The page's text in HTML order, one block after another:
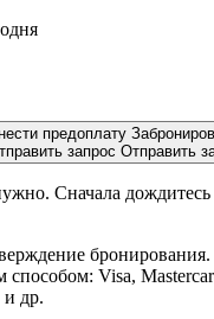
предоплату
запрос Отправить
Сначала
бронирования.
способом: Visa,
др.